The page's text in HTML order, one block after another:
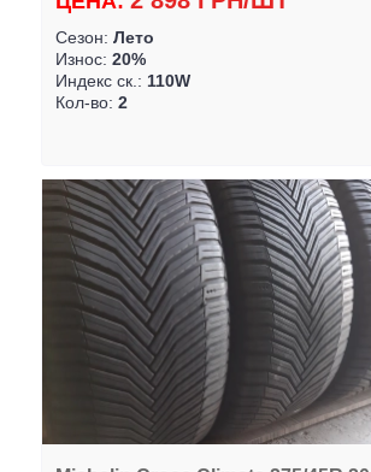
Сезон: Лето
Износ: 20%
Индекс ск.: 110W
Кол-во: 2